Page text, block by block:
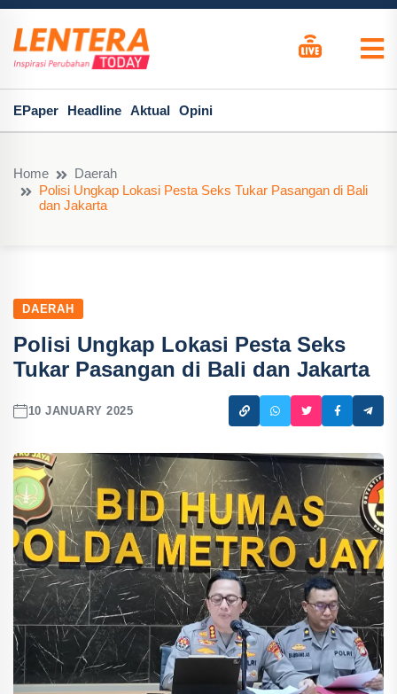
EPaper Headline Aktual Opini
Home
Daerah
Polisi Ungkap Lokasi Pesta Seks Tukar Pasangan di Bali
dan Jakarta
DAERAH
Polisi Ungkap Lokasi Pesta Seks
Tukar Pasangan di Bali dan Jakarta
10 JANUARY 2025